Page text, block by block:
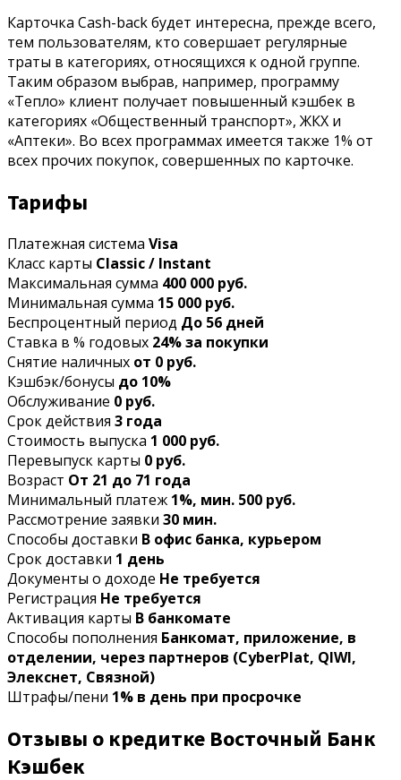
Карточка Cash-back будет интересна, прежде всего,
тем пользователям, кто совершает регулярные
траты в категориях, относящихся к одной группе.
Таким образом выбрав, например, программу
«Тепло» клиент получает повышенный кэшбек в
категориях «Общественный транспорт», ЖКХ и
«Аптеки». Во всех программах имеется также 1% от
всех прочих покупок, совершенных по карточке.
Тарифы
Платежная система Visa
Класс карты Classic / Instant
Максимальная сумма 400 000 руб.
Минимальная сумма 15 000 руб.
Беспроцентный период До 56 дней
Ставка в % годовых 24% за покупки
Снятие наличных от 0 руб.
Кэшбэк/бонусы до 10%
Обслуживание 0 руб.
Срок действия 3 года
Стоимость выпуска 1 000 руб.
Перевыпуск карты 0 руб.
Возраст От 21 до 71 года
Минимальный платеж 1%, мин. 500 руб.
Рассмотрение заявки 30 мин.
Способы доставки В офис банка, курьером
Срок доставки 1 день
Документы о доходе Не требуется
Регистрация Не требуется
Активация карты В банкомате
Способы пополнения Банкомат, приложение, в
отделении, через партнеров (CyberPlat, QIWI,
Элекснет, Связной)
Штрафы/пени 1% в день при просрочке
Отзывы о кредитке Восточный Банк
Кэшбек